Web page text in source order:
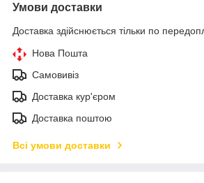
Умови доставки
Доставка здійснюється тільки по
Нова Пошта
Самовивіз
Доставка кур'єром
Доставка поштою
Всі умови доставки